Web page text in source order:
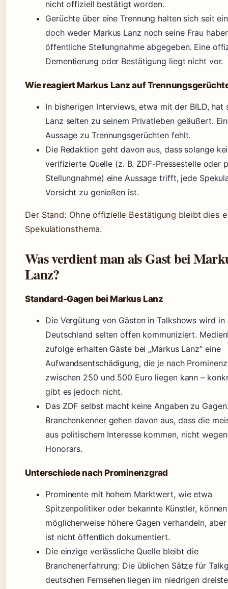
nicht offiziell bestätigt worden.
Gerüchte über eine Trennung halten sich seit
doch weder Markus Lanz noch seine Frau
öffentliche Stellungnahme abgegeben. Eine
Dementierung oder Bestätigung liegt nicht vor.
Wie reagiert Markus Lanz auf
In bisherigen Interviews, etwa mit der BILD, hat
Lanz selten zu seinem Privatleben geäußert.
Aussage zu Trennungsgerüchten fehlt.
Die Redaktion geht davon aus, dass solange
verifizierte Quelle (z. B. ZDF-Pressestelle oder
Stellungnahme) eine Aussage trifft, jede
Vorsicht zu genießen ist.
Der Stand: Ohne offizielle Bestätigung bleibt dies
Spekulationsthema.
Was verdient man als Gast bei
Lanz?
Standard-Gagen bei Markus Lanz
Die Vergütung von Gästen in Talkshows wird in
Deutschland selten offen kommuniziert.
zufolge erhalten Gäste bei „Markus Lanz“ eine
Aufwandsentschädigung, die je nach
zwischen 250 und 500 Euro liegen kann –
gibt es jedoch nicht.
Das ZDF selbst macht keine Angaben zu
Branchenkenner gehen davon aus, dass die
aus politischem Interesse kommen, nicht
Honorars.
Unterschiede nach Prominenzgrad
Prominente mit hohem Marktwert, wie etwa
Spitzenpolitiker oder bekannte Künstler, können
möglicherweise höhere Gagen verhandeln,
ist nicht öffentlich dokumentiert.
Die einzige verlässliche Quelle bleibt die
Branchenerfahrung: Die üblichen Sätze für
deutschen Fernsehen liegen im niedrigen